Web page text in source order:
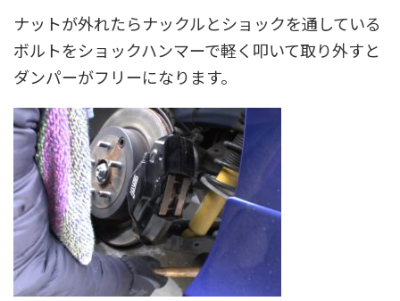
ナットが外れたらナックルとショックを通している
ボルトをショックハンマーで軽く叩いて取り外すと
ダンパーがフリーになります。